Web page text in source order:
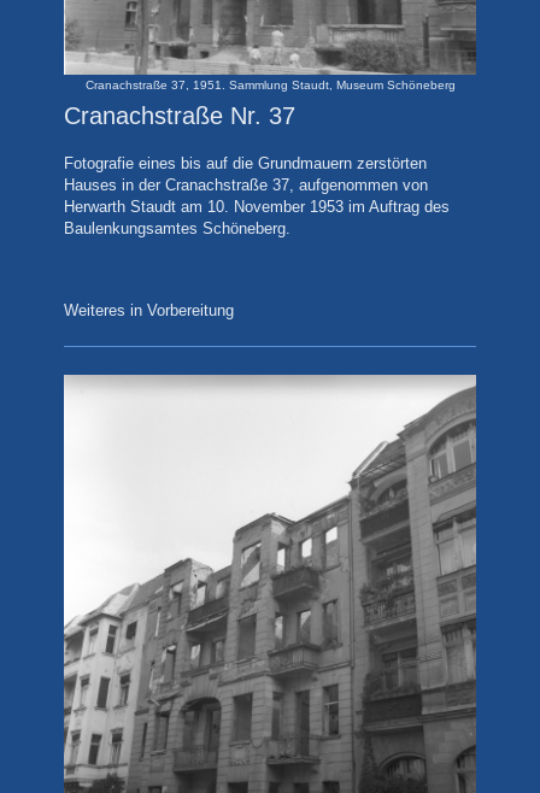
Cranachstraße 37, 1951. Sammlung Staudt, Museum Schöneberg
Cranachstraße Nr. 37
Fotografie eines bis auf die Grundmauern zerstörten
Hauses in der Cranachstraße 37, aufgenommen von
Herwarth Staudt am 10. November 1953 im Auftrag des
Baulenkungsamtes Schöneberg.
Weiteres in Vorbereitung